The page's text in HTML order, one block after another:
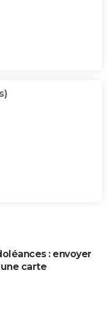
: envoyer
carte